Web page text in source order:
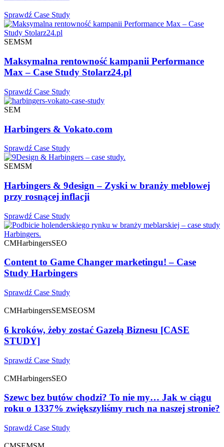
Sprawdź Case Study
SEMSM
Maksymalna rentowność kampanii Performance
Max – Case Study Stolarz24.pl
Sprawdź Case Study
SEM
Harbingers & Vokato.com
Sprawdź Case Study
SEMSM
Harbingers & 9design – Zyski w branży meblowej
przy rosnącej inflacji
Sprawdź Case Study
CMHarbingersSEO
Content to Game Changer marketingu! – Case
Study Harbingers
Sprawdź Case Study
CMHarbingersSEMSEOSM
6 kroków, żeby zostać Gazelą Biznesu [CASE
STUDY]
Sprawdź Case Study
CMHarbingersSEO
Szewc bez butów chodzi? To nie my… Jak w ciągu
roku o 1337% zwiększyliśmy ruch na naszej stronie?
Sprawdź Case Study